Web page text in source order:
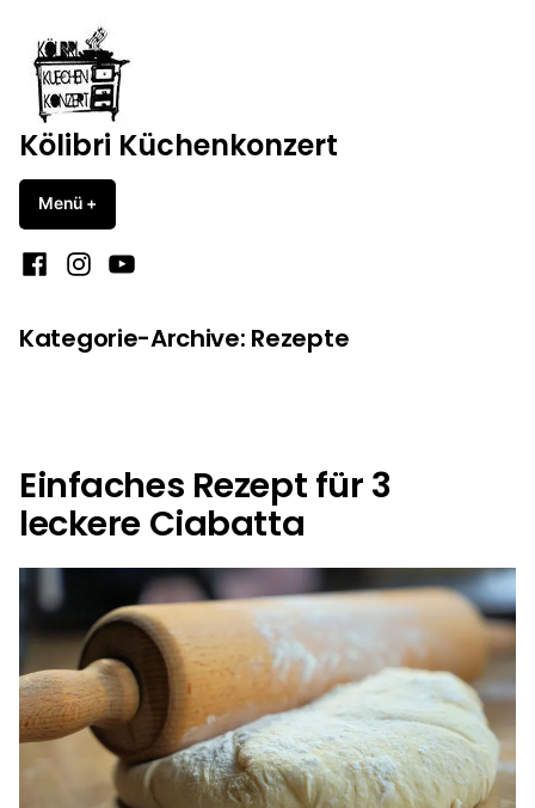
Inhalt
springen
Kölibri Küchenkonzert
Menü +
Facebook
Instagram
YouTube
Kategorie-Archive: Rezepte
Einfaches Rezept für 3
leckere Ciabatta